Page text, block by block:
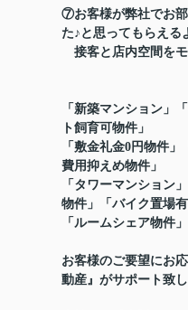
⑦お客様が弊社でお
た♪と思ってもらえる
接客と店内空間をモ
「新築マンション」
ト飼育可物件」
「敷金礼金0円物件
費用抑えめ物件」
「タワーマンション
物件」「バイク置場有
「ルームシェア物件
お客様のご要望にお
動産』がサポート致し